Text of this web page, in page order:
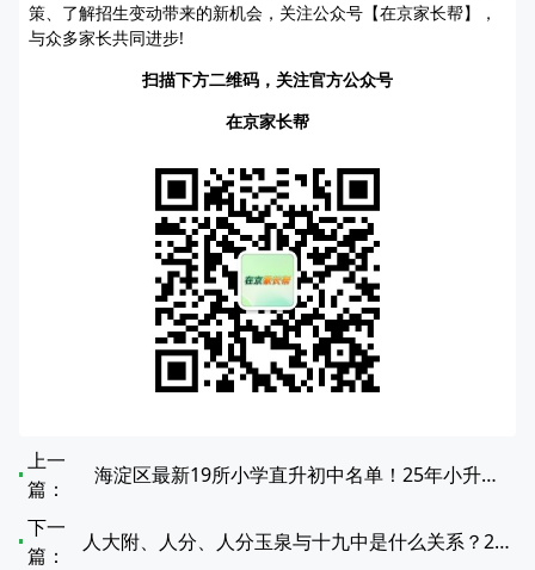
策、了解招生变动带来的新机会，关注公众号【在京家长帮】，
与众多家长共同进步!
扫描下方二维码，关注官方公众号
在京家长帮
上一
篇：
海淀区最新19所小学直升初中名单！25年小升初家长必看
下一
篇：
人大附、人分、人分玉泉与十九中是什么关系？2026 升学及办学全解析